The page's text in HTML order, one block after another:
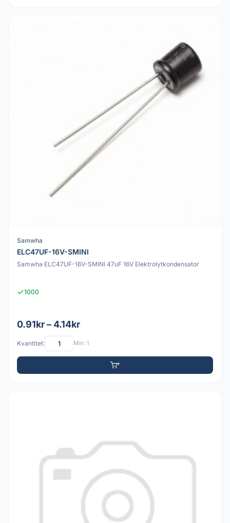
Samwha
ELC47UF-16V-SMINI
Samwha ELC47UF-16V-SMINI 47uF 16V Elektrolytkondensator
1000
0.91kr – 4.14kr
Kvantitet: Min: 1